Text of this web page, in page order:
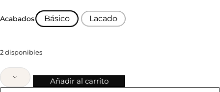
Acabados Básico Lacado
2 disponibles
Añadir al carrito